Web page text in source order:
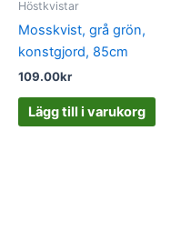
Höstkvistar
Mosskvist, grå grön,
konstgjord, 85cm
109.00kr
Lägg till i varukorg